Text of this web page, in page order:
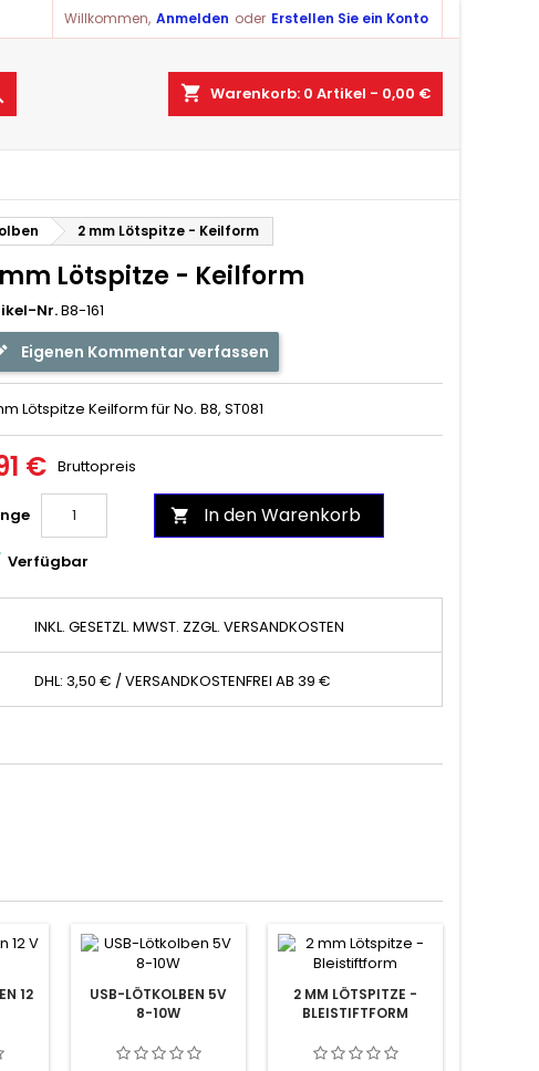
Willkommen, Anmelden oder Erstellen Sie ein Konto
shopping_cart Warenkorb: 0 Artikel - 0,00 €
2 mm Lötspitze - Keilform
Lötspitze - Keilform
Nr.B8-161
Eigenen Kommentar verfassen
Lötspitze Keilform für No. B8, ST081
€ Bruttopreis
 In den Warenkorb
Verfügbar
INKL. GESETZL. MWST. ZZGL. VERSANDKOSTEN
DHL: 3,50 € / VERSANDKOSTENFREI AB 39 €
12
USB-LÖTKOLBEN 5V
8-10W
2 MM LÖTSPITZE -
BLEISTIFTFORM